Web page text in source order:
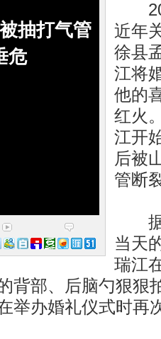
抽打气管
危
近年
徐县
江将
他的
红火
江开
后被
管断
据
当天
瑞江
背部、后脑勺狠狠
举办婚礼仪式时再